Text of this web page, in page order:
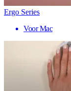
Ergo Series
Voor Mac